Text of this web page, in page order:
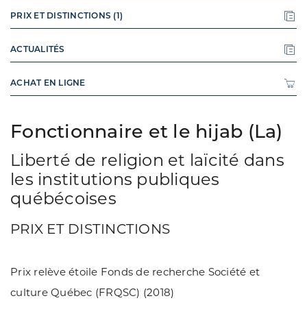
Fonctionnaire et le hijab (La)
Liberté de religion et laïcité dans
les institutions publiques
québécoises
PRIX ET DISTINCTIONS
Prix relève étoile Fonds de recherche Société et
culture Québec (FRQSC) (2018)
PRIX ET DISTINCTIONS (1)
ACTUALITÉS
ACHAT EN LIGNE